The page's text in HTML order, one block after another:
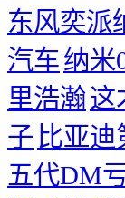
东风奕派
汽车纳米
里浩瀚这
子 比亚
五代DM